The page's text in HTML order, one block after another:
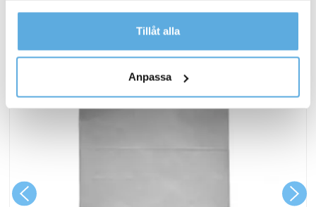
Läs mer i vår integritetspolicy om vilka vi är, hur du
kontaktar oss och på vilket sätt vi behandlar
Tillåt alla
Anpassa